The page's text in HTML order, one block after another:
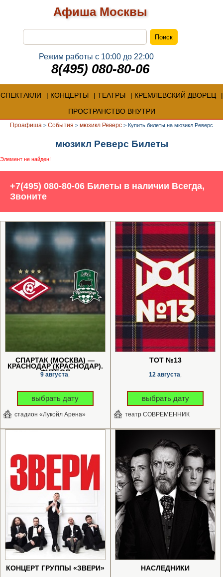
Афиша Москвы
Режим работы с 10:00 до 22:00
8(495) 080-80-06
СПЕКТАКЛИ КОНЦЕРТЫ ТЕАТРЫ
КРЕМЛЕВСКИЙ ДВОРЕЦ
ПРОСТРАНСТВО ВНУТРИ
Проафиша > События > мюзикл Реверс > Купить билеты на мюзикл Реверс
мюзикл Реверс Билеты
Элемент не найден!
+7(495) 080-80-06 Билеты в наличии Всегда,
Звоните
СПАРТАК (МОСКВА) —
КРАСНОДАР (КРАСНОДАР).
ФУТБОЛ
9 августа
выбрать дату
стадион «Лукойл Арена»
ТОТ №13
12 августа
выбрать дату
театр СОВРЕМЕННИК
КОНЦЕРТ ГРУППЫ «ЗВЕРИ» НАСЛЕДНИКИ